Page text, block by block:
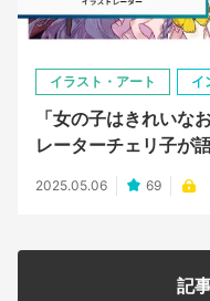
イラスト・アート イ
「女の子はきれいな
レーターチェリ子が
2025.05.06 69
記